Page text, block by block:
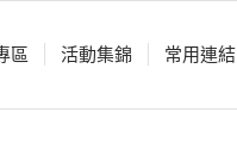
區 活動集錦 常用連結